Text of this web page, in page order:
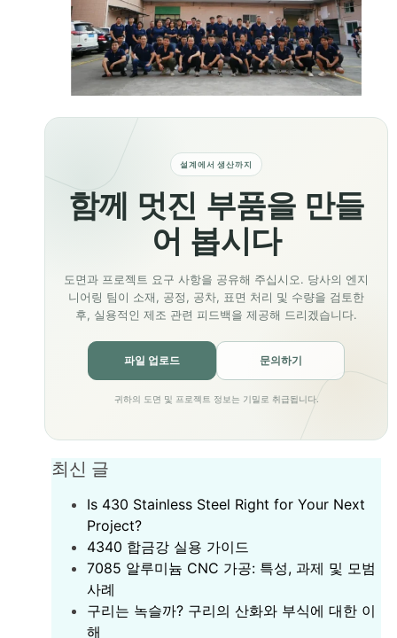
설계에서 생산까지
함께 멋진 부품을 만들
어 봅시다
도면과 프로젝트 요구 사항을 공유해 주십시오. 당사의 엔지
니어링 팀이 소재, 공정, 공차, 표면 처리 및 수량을 검토한
후, 실용적인 제조 관련 피드백을 제공해 드리겠습니다.
파일 업로드 문의하기
귀하의 도면 및 프로젝트 정보는 기밀로 취급됩니다.
최신 글
Is 430 Stainless Steel Right for Your Next
Project?
‌4340 합금강 실용 가이드‌
7085 알루미늄 CNC 가공: 특성, 과제 및 모범
사례
구리는 녹슬까? 구리의 산화와 부식에 대한 이
해